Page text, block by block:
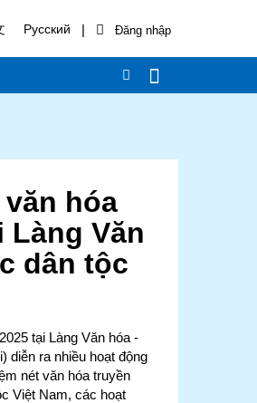
Русский |
hóa
Văn
dân tộc
tại Làng Văn hóa -
diễn ra nhiều hoạt động
nét văn hóa truyền
Việt Nam, các hoạt